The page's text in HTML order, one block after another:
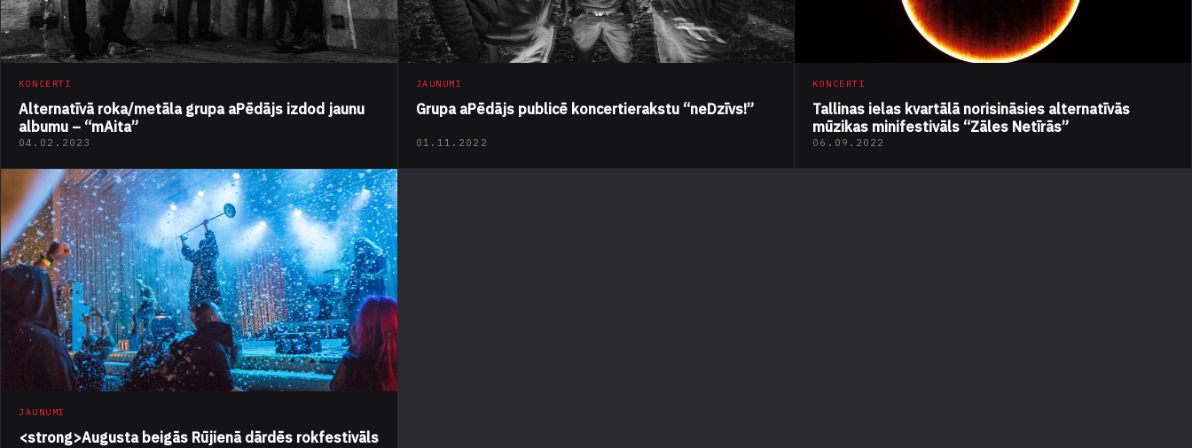
KONCERTI
Alternatīvā roka/metāla grupa aPēdājs izdod jaunu
albumu – “mAita”
04.02.2023
JAUNUMI
Grupa aPēdājs publicē koncertierakstu “neDzīvs!”
01.11.2022
KONCERTI
Tallinas ielas kvartālā norisināsies alternatīvās
mūzikas minifestivāls “Zāles Netīrās”
06.09.2022
JAUNUMI
<strong>Augusta beigās Rūjienā dārdēs rokfestivāls